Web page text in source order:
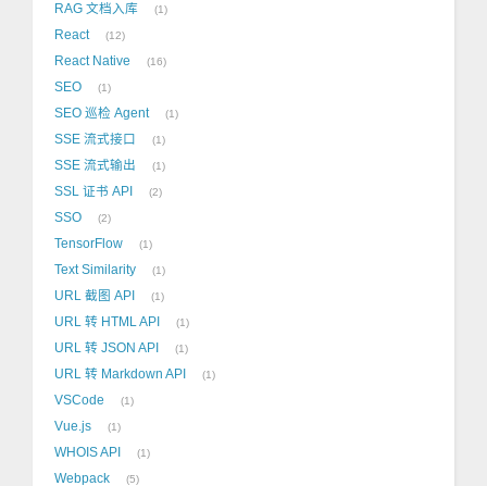
RAG 文档入库 1
React 12
React Native 16
SEO 1
SEO 巡检 Agent 1
SSE 流式接口 1
SSE 流式输出 1
SSL 证书 API 2
SSO 2
TensorFlow 1
Text Similarity 1
URL 截图 API 1
URL 转 HTML API 1
URL 转 JSON API 1
URL 转 Markdown API 1
VSCode 1
Vue.js 1
WHOIS API 1
Webpack 5